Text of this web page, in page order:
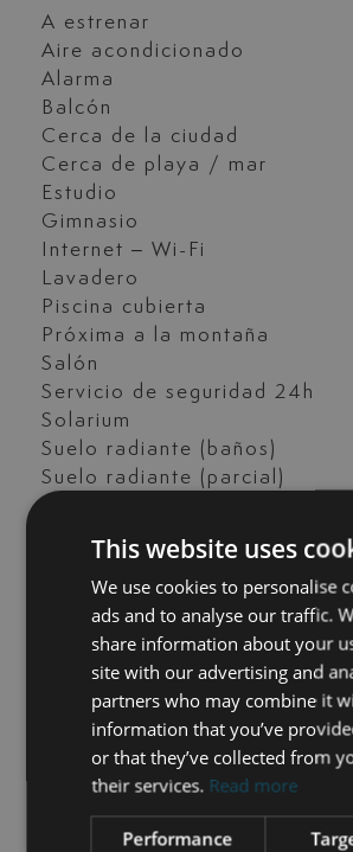
A estrenar
Aire acondicionado
Alarma
Balcón
Cerca de la ciudad
Cerca de playa / mar
Estudio
Gimnasio
Internet – Wi-Fi
Lavadero
Piscina cubierta
Próxima a la montaña
Salón
Servicio de seguridad 24h
Solarium
Suelo radiante (baños)
Suelo radiante (parcial)
Teléfono
Terraza privada
Tiendas cerca
Vistas a la montaña
Vistas a la piscina
Vistas al jardín
Vistas panorámicas
CONTACTE CON
This website uses
We use cookies to personalise
ads and to analyse our traffic.
share information about your
site with our advertising and
partners who may combine it
information that you’ve
or that they’ve collected from
their services. Read more
Performance